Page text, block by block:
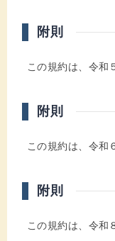
附則
この規約は、令和
附則
この規約は、令和
附則
この規約は、令和